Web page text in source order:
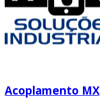
Acoplamento MX